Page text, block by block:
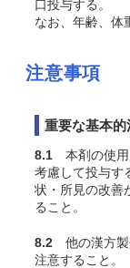
口投与する。
なお、年齢、体
注意事項
重要な基本的
8.1 本剤の使用
考慮して投与す
状・所見の改善
ること。
8.2 他の漢方製
注意すること。